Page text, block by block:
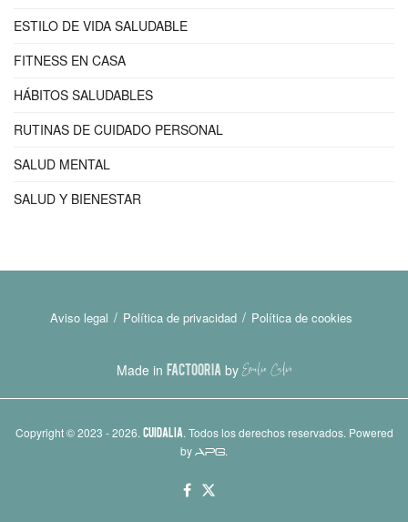
ESTILO DE VIDA SALUDABLE
FITNESS EN CASA
HÁBITOS SALUDABLES
RUTINAS DE CUIDADO PERSONAL
SALUD MENTAL
SALUD Y BIENESTAR
Aviso legal Política de privacidad Política de cookies
Made in FACTOORIA by
Copyright © 2023 - 2026. CUIDALIA. Todos los derechos reservados. Powered
by APG.